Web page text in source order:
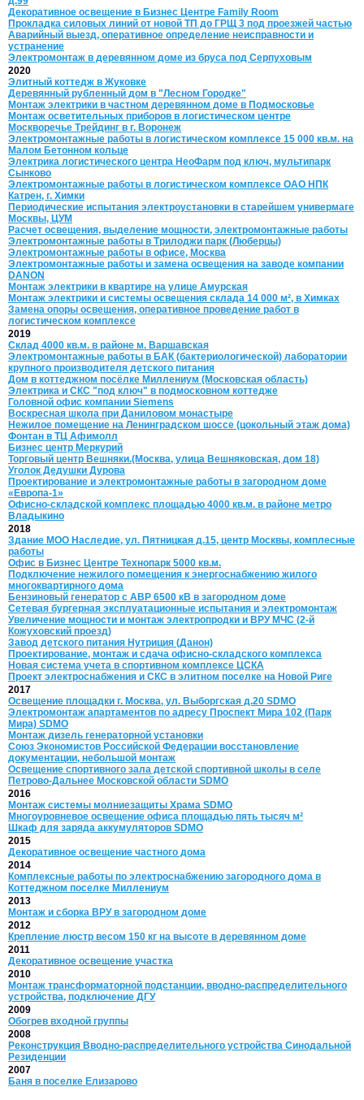
Декоративное освещение в Бизнес Центре Family Room
Прокладка силовых линий от новой ТП до ГРЩ 3 под проезжей частью
Аварийный выезд, оперативное определение неисправности и
устранение
Электромонтаж в деревянном доме из бруса под Серпуховым
2020
Элитный коттедж в Жуковке
Деревянный рубленный дом в "Лесном Городке"
Монтаж электрики в частном деревянном доме в Подмосковье
Монтаж осветительных приборов в логистическом центре
Москворечье Трейдинг в г. Воронеж
Электромонтажные работы в логистическом комплексе 15 000 кв.м. на
Малом Бетонном кольце
Электрика логистического центра НеоФарм под ключ, мультипарк
Сынково
Электромонтажные работы в логистическом комплексе ОАО НПК
Катрен, г. Химки
Периодические испытания электроустановки в старейшем универмаге
Москвы, ЦУМ
Расчет освещения, выделение мощности, электромонтажные работы
Электромонтажные работы в Трилоджи парк (Люберцы)
Электромонтажные работы в офисе, Москва
Электромонтажные работы и замена освещения на заводе компании
DANON
Монтаж электрики в квартире на улице Амурская
Монтаж электрики и системы освещения склада 14 000 м², в Химках
Замена опоры освещения, оперативное проведение работ в
логистическом комплексе
2019
Склад 4000 кв.м. в районе м. Варшавская
Электромонтажные работы в БАК (бактериологической) лаборатории
крупного производителя детского питания
Дом в коттеджном посёлке Миллениум (Московская область)
Электрика и СКС "под ключ" в подмосковном коттедже
Головной офис компании Siemens
Воскресная школа при Даниловом монастыре
Нежилое помещение на Ленинградском шоссе (цокольный этаж дома)
Фонтан в ТЦ Афимолл
Бизнес центр Меркурий
Торговый центр Вешняки.(Москва, улица Вешняковская, дом 18)
Уголок Дедушки Дурова
Проектирование и электромонтажные работы в загородном доме
«Европа-1»
Офисно-складской комплекс площадью 4000 кв.м. в районе метро
Владыкино
2018
Здание МОО Наследие, ул. Пятницкая д.15, центр Москвы, комплесные
работы
Офис в Бизнес Центре Технопарк 5000 кв.м.
Подключение нежилого помещения к энергоснабжению жилого
многоквартирного дома
Бензиновый генератор с АВР 6500 кВ в загородном доме
Сетевая бургерная эксплуатационные испытания и электромонтаж
Увеличение мощности и монтаж электропродки и ВРУ МЧС (2-й
Кожуховский проезд)
Завод детского питания Нутриция (Данон)
Проектирование, монтаж и сдача офисно-складского комплекса
Новая система учета в спортивном комплексе ЦСКА
Проект электроснабжения и СКС в элитном поселке на Новой Риге
2017
Освещение площадки г. Москва, ул. Выборгская д.20 SDMO
Электромонтаж апартаментов по адресу Проспект Мира 102 (Парк
Мира) SDMO
Монтаж дизель генераторной установки
Союз Экономистов Российской Федерации восстановление
документации, небольшой монтаж
Освещение спортивного зала детской спортивной школы в селе
Петрово-Дальнее Московской области SDMO
2016
Монтаж системы молниезащиты Храма SDMO
Многоуровневое освещение офиса площадью пять тысяч м²
Шкаф для заряда аккумуляторов SDMO
2015
Декоративное освещение частного дома
2014
Комплексные работы по электроснабжению загородного дома в
Коттеджном поселке Миллениум
2013
Монтаж и сборка ВРУ в загородном доме
2012
Крепление люстр весом 150 кг на высоте в деревянном доме
2011
Декоративное освещение участка
2010
Монтаж трансформаторной подстанции, вводно-распределительного
устройства, подключение ДГУ
2009
Обогрев входной группы
2008
Реконструкция Вводно-распределительного устройства Синодальной
Резиденции
2007
Баня в поселке Елизарово